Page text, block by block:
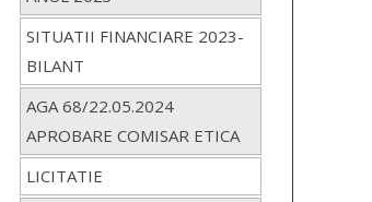
SITUATII FINANCIARE 2023-
BILANT
AGA 68/22.05.2024
APROBARE COMISAR ETICA
LICITATIE